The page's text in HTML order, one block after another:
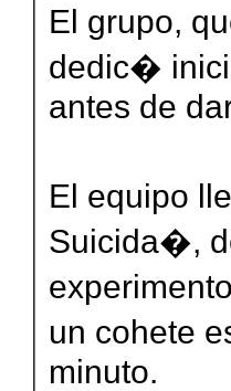
El grupo,
dedic�
antes de
El equipo
Suicida�,
un cohete
minuto.